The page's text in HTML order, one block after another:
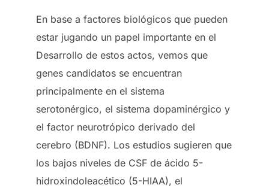
En base a factores biológicos que pueden
estar jugando un papel importante en el
Desarrollo de estos actos, vemos que
genes candidatos se encuentran
principalmente en el sistema
serotonérgico, el sistema dopaminérgico y
el factor neurotrópico derivado del
cerebro (BDNF). Los estudios sugieren que
los bajos niveles de CSF de ácido 5-
hidroxindoleacético (5-HIAA), el